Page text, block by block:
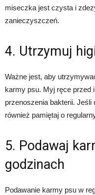
miseczka jest czysta i
zanieczyszczeń.
4. Utrzymuj
Ważne jest, aby
karmy psu. Myj ręce przed
przenoszenia bakterii. Jeśli
również pamiętaj o
5. Podawaj
godzinach
Podawanie karmy psu w